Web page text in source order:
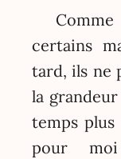
certains
tard, ils ne
la
temps
pour